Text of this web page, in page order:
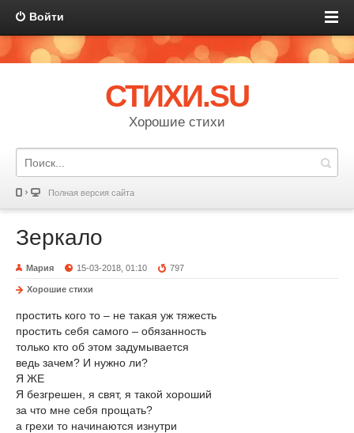
Войти
СТИХИ.SU
Хорошие стихи
Полная версия сайта
Зеркало
Мария 15-03-2018, 01:10 797
Хорошие стихи
простить кого то – не такая уж тяжесть
простить себя самого – обязанность
только кто об этом задумывается
ведь зачем? И нужно ли?
Я ЖЕ
Я безгрешен, я свят, я такой хороший
за что мне себя прощать?
а грехи то начинаются изнутри